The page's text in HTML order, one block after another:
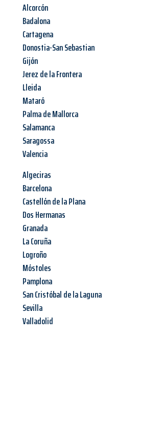
Alcorcón
Badalona
Cartagena
Donostia-San Sebastian
Gijón
Jerez de la Frontera
Lleida
Mataró
Palma de Mallorca
Salamanca
Saragossa
Valencia
Algeciras
Barcelona
Castellón de la Plana
Dos Hermanas
Granada
La Coruña
Logroño
Móstoles
Pamplona
San Cristóbal de la Laguna
Sevilla
Valladolid